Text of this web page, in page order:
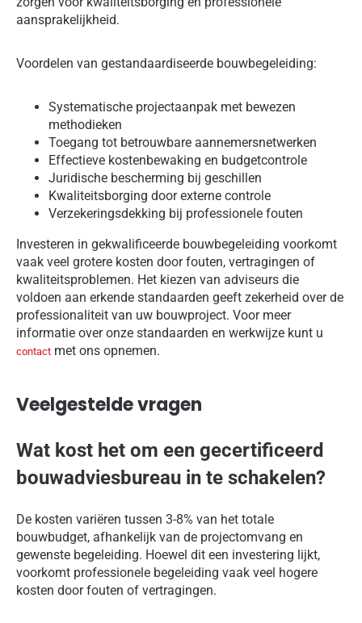
aansprakelijkheid.
Voordelen van gestandaardiseerde bouwbegeleiding:
Systematische projectaanpak met bewezen
methodieken
Toegang tot betrouwbare aannemersnetwerken
Effectieve kostenbewaking en budgetcontrole
Juridische bescherming bij geschillen
Kwaliteitsborging door externe controle
Verzekeringsdekking bij professionele fouten
Investeren in gekwalificeerde bouwbegeleiding voorkomt
vaak veel grotere kosten door fouten, vertragingen of
kwaliteitsproblemen. Het kiezen van adviseurs die
voldoen aan erkende standaarden geeft zekerheid over de
professionaliteit van uw bouwproject. Voor meer
informatie over onze standaarden en werkwijze kunt u
contact met ons opnemen.
Veelgestelde vragen
Wat kost het om een gecertificeerd
bouwadviesbureau in te schakelen?
De kosten variëren tussen 3-8% van het totale
bouwbudget, afhankelijk van de projectomvang en
gewenste begeleiding. Hoewel dit een investering lijkt,
voorkomt professionele begeleiding vaak veel hogere
kosten door fouten of vertragingen.